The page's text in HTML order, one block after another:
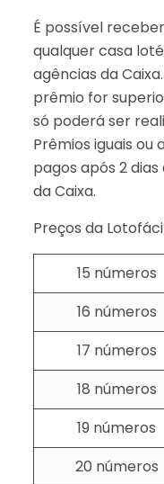
É possível
qualquer casa
agências da
prêmio for
só poderá ser
Prêmios iguais ou
pagos após 2
da Caixa.
Preços da
15 números
16 números
17 números
18 números
19 números
20 números